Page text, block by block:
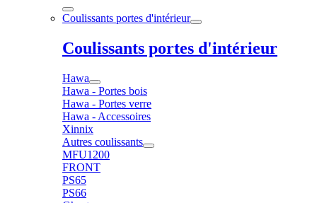
Coulissants portes d'intérieur
Coulissants portes d'intérieur
Hawa
Hawa - Portes bois
Hawa - Portes verre
Hawa - Accessoires
Xinnix
Autres coulissants
MFU1200
FRONT
PS65
PS66